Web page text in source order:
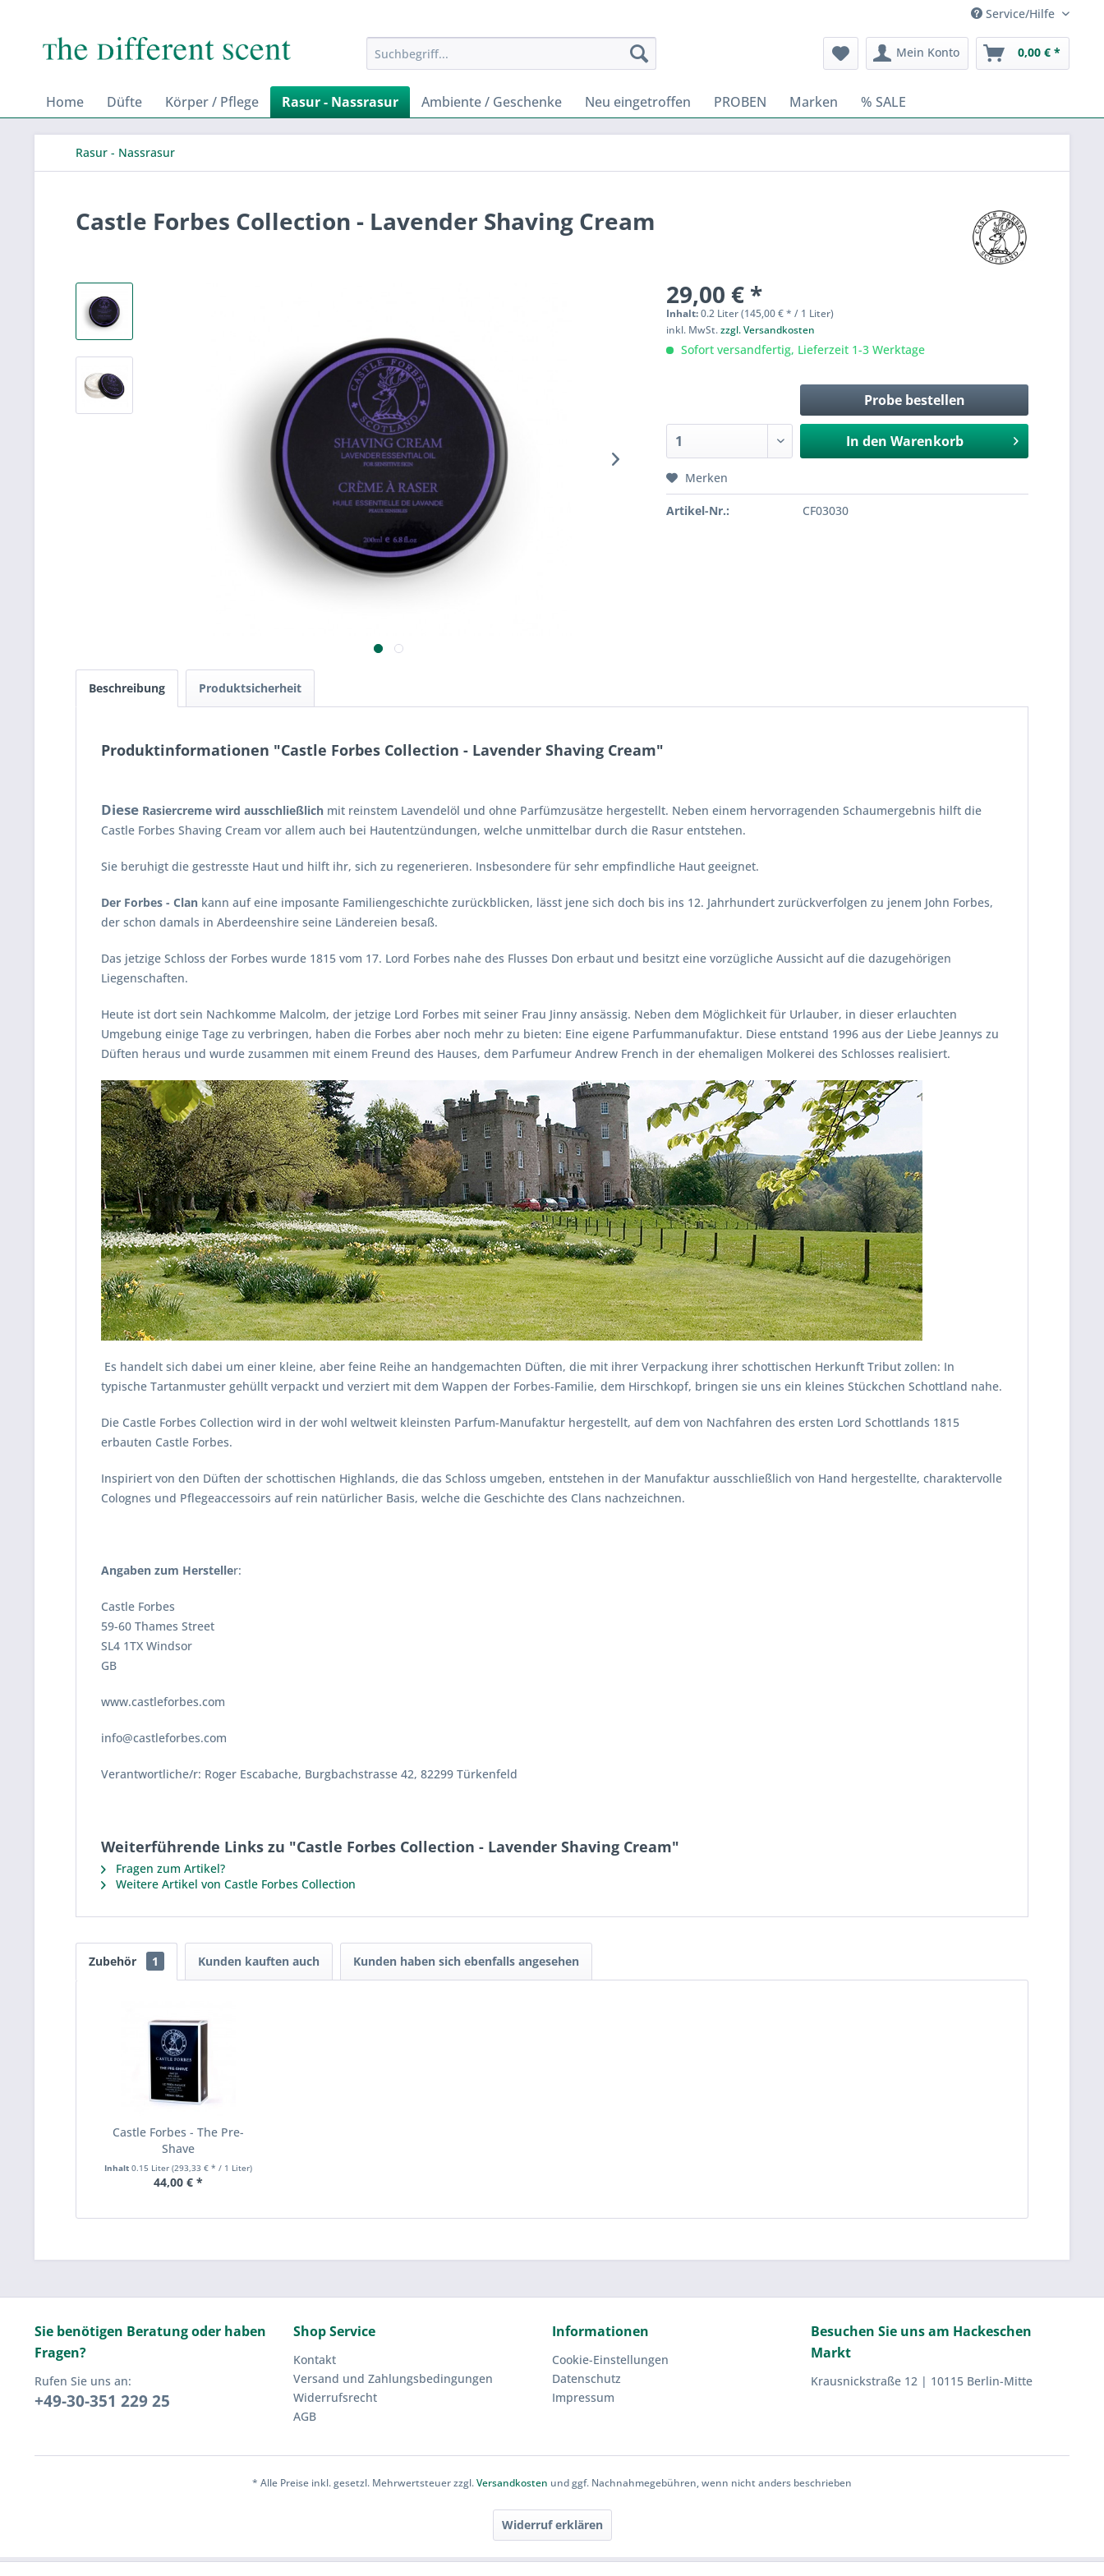
Service/Hilfe
Mein Konto 0,00 € *
Home Düfte Körper / Pflege Rasur - Nassrasur Ambiente / Geschenke Neu eingetroffen PROBEN Marken % SALE
Rasur - Nassrasur
Castle Forbes Collection - Lavender Shaving Cream
29,00 € *
Inhalt:0.2 Liter (145,00 € * / 1 Liter)
inkl. MwSt.zzgl. Versandkosten
Sofort versandfertig, Lieferzeit 1-3 Werktage
Probe bestellen
In den Warenkorb
Merken
Artikel-Nr.: CF03030
Beschreibung Produktsicherheit
Produktinformationen "Castle Forbes Collection - Lavender Shaving Cream"
Diese Rasiercreme wird ausschließlich mit reinstem Lavendelöl und ohne Parfümzusätze hergestellt. Neben einem hervorragenden Schaumergebnis hilft die
Castle Forbes Shaving Cream vor allem auch bei Hautentzündungen, welche unmittelbar durch die Rasur entstehen.
Sie beruhigt die gestresste Haut und hilft ihr, sich zu regenerieren. Insbesondere für sehr empfindliche Haut geeignet.
Der Forbes - Clan kann auf eine imposante Familiengeschichte zurückblicken, lässt jene sich doch bis ins 12. Jahrhundert zurückverfolgen zu jenem John Forbes,
der schon damals in Aberdeenshire seine Ländereien besaß.
Das jetzige Schloss der Forbes wurde 1815 vom 17. Lord Forbes nahe des Flusses Don erbaut und besitzt eine vorzügliche Aussicht auf die dazugehörigen
Liegenschaften.
Heute ist dort sein Nachkomme Malcolm, der jetzige Lord Forbes mit seiner Frau Jinny ansässig. Neben dem Möglichkeit für Urlauber, in dieser erlauchten
Umgebung einige Tage zu verbringen, haben die Forbes aber noch mehr zu bieten: Eine eigene Parfummanufaktur. Diese entstand 1996 aus der Liebe Jeannys zu
Düften heraus und wurde zusammen mit einem Freund des Hauses, dem Parfumeur Andrew French in der ehemaligen Molkerei des Schlosses realisiert.
Es handelt sich dabei um einer kleine, aber feine Reihe an handgemachten Düften, die mit ihrer Verpackung ihrer schottischen Herkunft Tribut zollen: In
typische Tartanmuster gehüllt verpackt und verziert mit dem Wappen der Forbes-Familie, dem Hirschkopf, bringen sie uns ein kleines Stückchen Schottland nahe.
Die Castle Forbes Collection wird in der wohl weltweit kleinsten Parfum-Manufaktur hergestellt, auf dem von Nachfahren des ersten Lord Schottlands 1815
erbauten Castle Forbes.
Inspiriert von den Düften der schottischen Highlands, die das Schloss umgeben, entstehen in der Manufaktur ausschließlich von Hand hergestellte, charaktervolle
Colognes und Pflegeaccessoirs auf rein natürlicher Basis, welche die Geschichte des Clans nachzeichnen.
Angaben zum Hersteller:
Castle Forbes
59-60 Thames Street
SL4 1TX Windsor
GB
www.castleforbes.com
info@castleforbes.com
Verantwortliche/r: Roger Escabache, Burgbachstrasse 42, 82299 Türkenfeld
Weiterführende Links zu "Castle Forbes Collection - Lavender Shaving Cream"
Fragen zum Artikel?
Weitere Artikel von Castle Forbes Collection
Zubehör 1 Kunden kauften auch Kunden haben sich ebenfalls angesehen
Castle Forbes - The Pre-
Shave
Inhalt 0.15 Liter (293,33 € * / 1 Liter)
44,00 € *
Sie benötigen Beratung oder haben
Fragen?
Rufen Sie uns an:
+49-30-351 229 25
Shop Service
Kontakt
Versand und Zahlungsbedingungen
Widerrufsrecht
AGB
Informationen
Cookie-Einstellungen
Datenschutz
Impressum
Besuchen Sie uns am Hackeschen
Markt
Krausnickstraße 12 | 10115 Berlin-Mitte
* Alle Preise inkl. gesetzl. Mehrwertsteuer zzgl.Versandkosten und ggf. Nachnahmegebühren, wenn nicht anders beschrieben
Widerruf erklären